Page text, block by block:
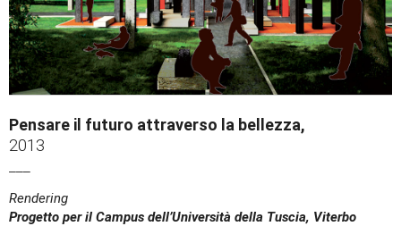
Pensare il futuro attraverso la bellezza,
2013
Rendering
Progetto per il Campus dell’Università della Tuscia, Viterbo